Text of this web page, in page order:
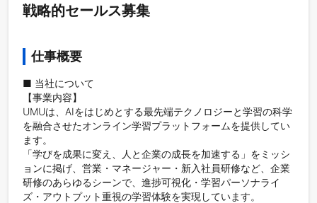
戦略的セールス募集
仕事概要
■ 当社について
【事業内容】
UMUは、AIをはじめとする最先端テクノロジーと学習の科学
を融合させたオンライン学習プラットフォームを提供してい
ます。
「学びを成果に変え、人と企業の成長を加速する」をミッシ
ョンに掲げ、営業・マネージャー・新入社員研修など、企業
研修のあらゆるシーンで、進捗可視化・学習パーソナライ
ズ・アウトプット重視の学習体験を実現しています。